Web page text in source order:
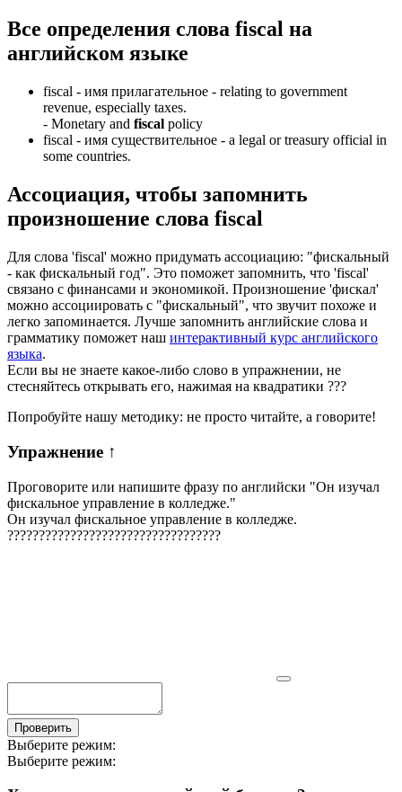
Все определения слова fiscal на
английском языке
fiscal - имя прилагательное - relating to government
revenue, especially taxes.
- Monetary and fiscal policy
fiscal - имя существительное - a legal or treasury official in
some countries.
Ассоциация, чтобы запомнить
произношение слова fiscal
Для слова 'fiscal' можно придумать ассоциацию: "фискальный
- как фискальный год". Это поможет запомнить, что 'fiscal'
связано с финансами и экономикой. Произношение 'фискал'
можно ассоциировать с "фискальный", что звучит похоже и
легко запоминается. Лучше запомнить английские слова и
грамматику поможет наш интерактивный курс английского
языка.
Если вы не знаете какое-либо слово в упражнении, не
стесняйтесь открывать его, нажимая на квадратики ???
Попробуйте нашу методику: не просто читайте, а говорите!
Упражнение ↑
Проговорите или напишите фразу по английски "Он изучал
фискальное управление в колледже."
Он изучал фискальное управление в колледже.
??????????????????????????????????
Проверить
Выберите режим:
Выберите режим: